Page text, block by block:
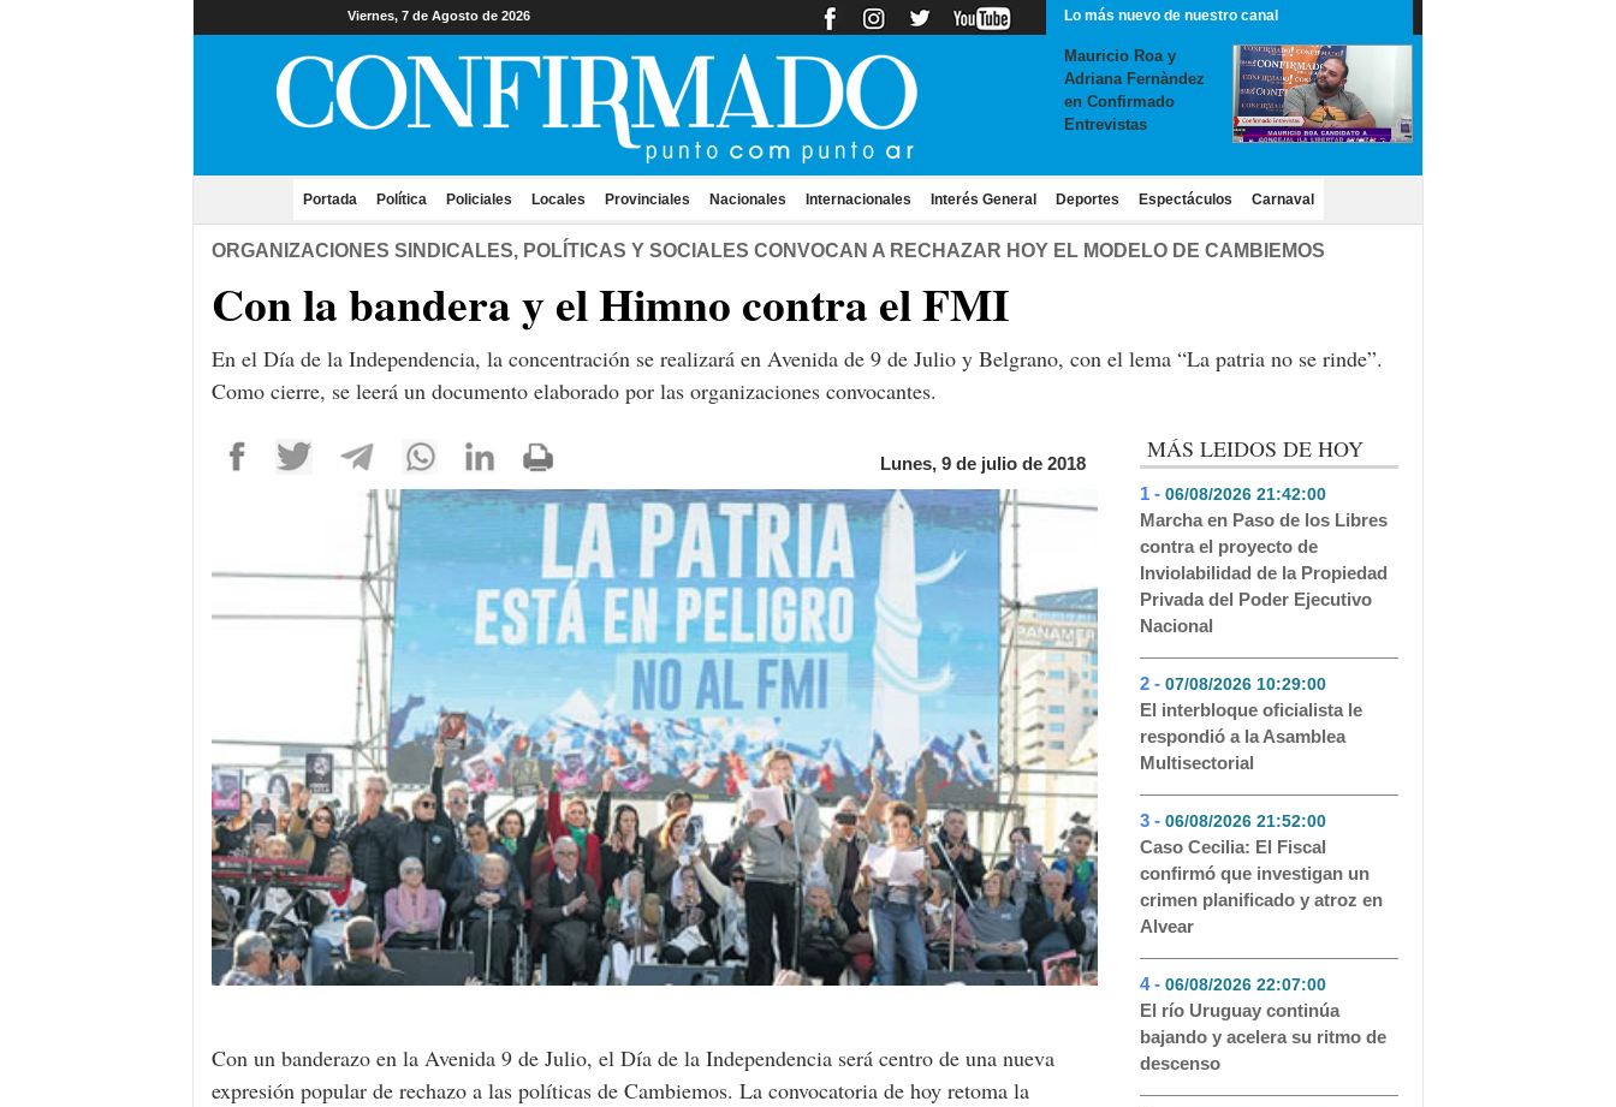
Viernes, 7 de Agosto de 2026 Lo más nuevo de nuestro canal
Mauricio Roa y
Adriana Fernàndez
en Confirmado
Entrevistas
Portada(current)
Política Policiales Locales Provinciales Nacionales Internacionales Interés General Deportes Espectáculos Carnaval
ORGANIZACIONES SINDICALES, POLÍTICAS Y SOCIALES CONVOCAN A RECHAZAR HOY EL MODELO DE CAMBIEMOS
Con la bandera y el Himno contra el FMI
En el Día de la Independencia, la concentración se realizará en Avenida de 9 de Julio y Belgrano, con el lema “La patria no se rinde”.
Como cierre, se leerá un documento elaborado por las organizaciones convocantes.
Lunes, 9 de julio de 2018
Con un banderazo en la Avenida 9 de Julio, el Día de la Independencia será centro de una nueva
expresión popular de rechazo a las políticas de Cambiemos. La convocatoria de hoy retoma la
MÁS LEIDOS DE HOY
1 - 06/08/2026 21:42:00- 550
Marcha en Paso de los Libres
contra el proyecto de
Inviolabilidad de la Propiedad
Privada del Poder Ejecutivo
Nacional
2 - 07/08/2026 10:29:00- 188
El interbloque oficialista le
respondió a la Asamblea
Multisectorial
3 - 06/08/2026 21:52:00- 139
Caso Cecilia: El Fiscal
confirmó que investigan un
crimen planificado y atroz en
Alvear
4 - 06/08/2026 22:07:00- 125
El río Uruguay continúa
bajando y acelera su ritmo de
descenso